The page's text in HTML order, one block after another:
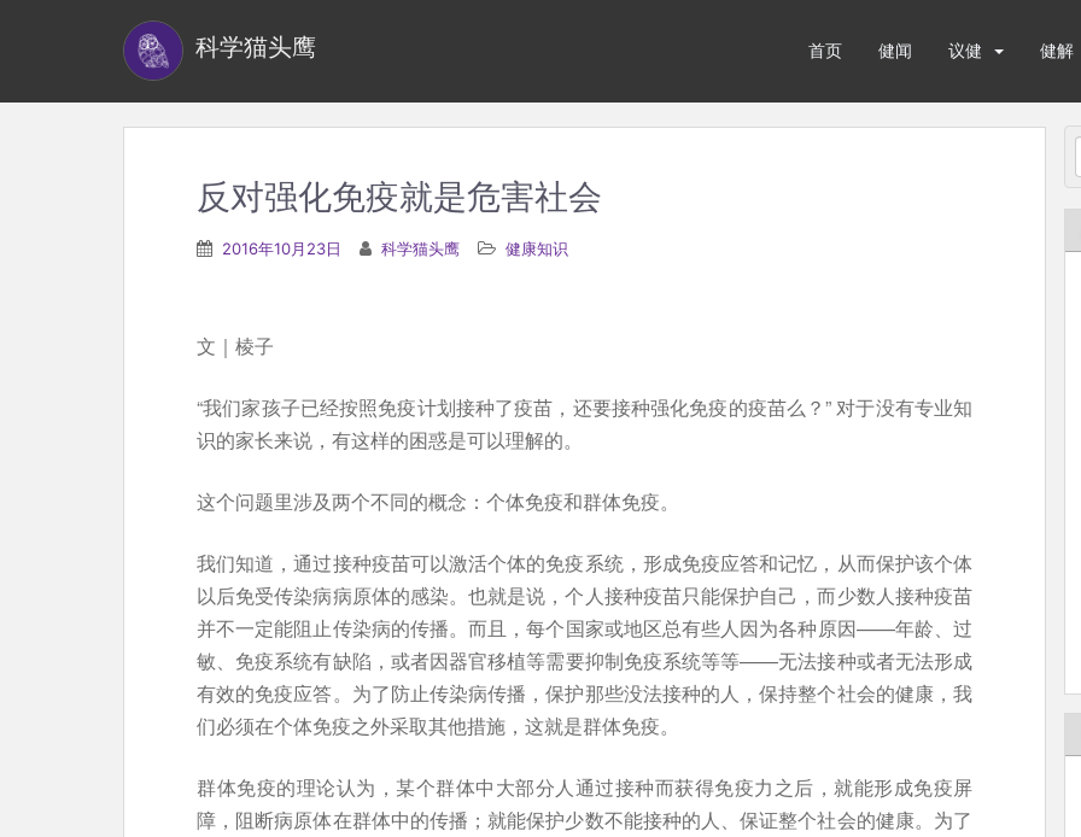
科学猫头鹰 首页 健闻 议健 健解
反对强化免疫就是危害社会
2016年10月23日 科学猫头鹰 健康知识
文｜棱子
“我们家孩子已经按照免疫计划接种了疫苗，还要接种强化免疫的疫苗么？” 对于没有专业知
识的家长来说，有这样的困惑是可以理解的。
这个问题里涉及两个不同的概念：个体免疫和群体免疫。
我们知道，通过接种疫苗可以激活个体的免疫系统，形成免疫应答和记忆，从而保护该个体
以后免受传染病病原体的感染。也就是说，个人接种疫苗只能保护自己，而少数人接种疫苗
并不一定能阻止传染病的传播。而且，每个国家或地区总有些人因为各种原因——年龄、过
敏、免疫系统有缺陷，或者因器官移植等需要抑制免疫系统等等——无法接种或者无法形成
有效的免疫应答。为了防止传染病传播，保护那些没法接种的人，保持整个社会的健康，我
们必须在个体免疫之外采取其他措施，这就是群体免疫。
群体免疫的理论认为，某个群体中大部分人通过接种而获得免疫力之后，就能形成免疫屏
障，阻断病原体在群体中的传播；就能保护少数不能接种的人、保证整个社会的健康。为了